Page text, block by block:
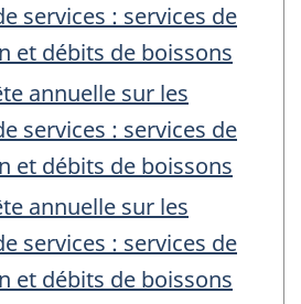
services : services de
et débits de boissons
annuelle sur les
services : services de
et débits de boissons
annuelle sur les
services : services de
et débits de boissons